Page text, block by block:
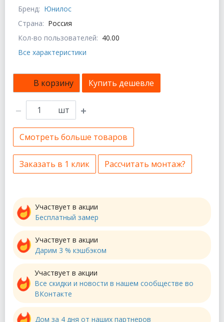
Бренд: Юнилос
Страна: Россия
Кол-во пользователей: 40.00
Все характеристики
В корзину Купить дешевле
шт
Смотреть больше товаров
Заказать в 1 клик Рассчитать монтаж?
Участвует в акции
Бесплатный замер
Участвует в акции
Дарим 3 % кэшбэком
Участвует в акции
Все скидки и новости в нашем сообществе во
ВКонтакте
Дом за 4 дня от наших партнеров